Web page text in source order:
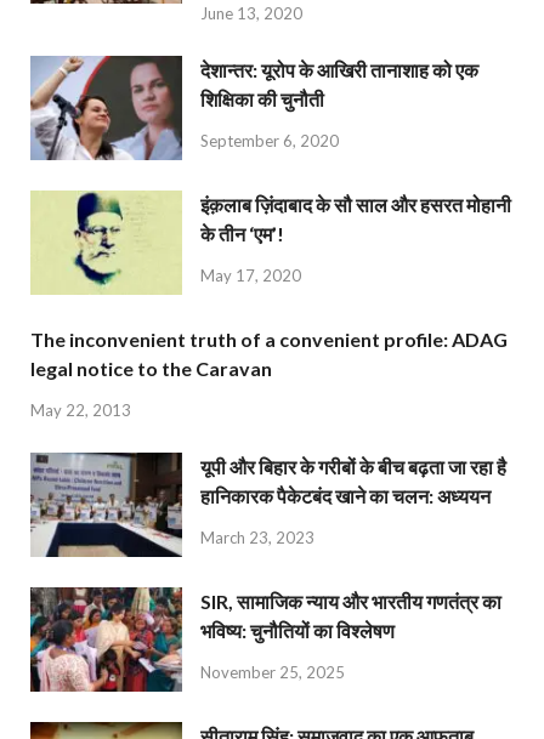
June 13, 2020
देशान्‍तर: यूरोप के आखिरी तानाशाह को एक
शिक्षिका की चुनौती
September 6, 2020
इंक़लाब ज़िंदाबाद के सौ साल और हसरत मोहानी
के तीन ‘एम’!
May 17, 2020
The inconvenient truth of a convenient profile: ADAG
legal notice to the Caravan
May 22, 2013
यूपी और बिहार के गरीबों के बीच बढ़ता जा रहा है
हानिकारक पैकेटबंद खाने का चलन: अध्ययन
March 23, 2023
SIR, सामाजिक न्याय और भारतीय गणतंत्र का
भविष्य: चुनौतियों का विश्लेषण
November 25, 2025